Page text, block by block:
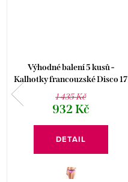
Výhodné balení 5 kusů -
Kalhotky francouzské Disco 17
14154P
1 435 Kč
932 Kč
DETAIL